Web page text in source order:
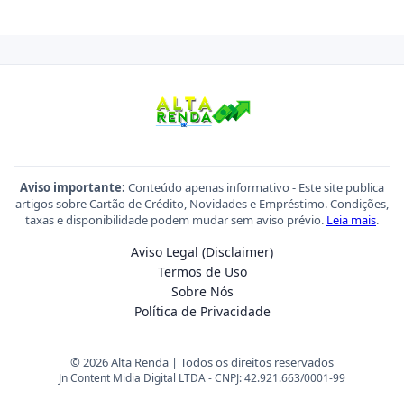
Aviso importante: Conteúdo apenas informativo - Este site publica
artigos sobre Cartão de Crédito, Novidades e Empréstimo. Condições,
taxas e disponibilidade podem mudar sem aviso prévio. Leia mais.
Aviso Legal (Disclaimer)
Termos de Uso
Sobre Nós
Política de Privacidade
© 2026 Alta Renda | Todos os direitos reservados
Jn Content Midia Digital LTDA - CNPJ: 42.921.663/0001-99